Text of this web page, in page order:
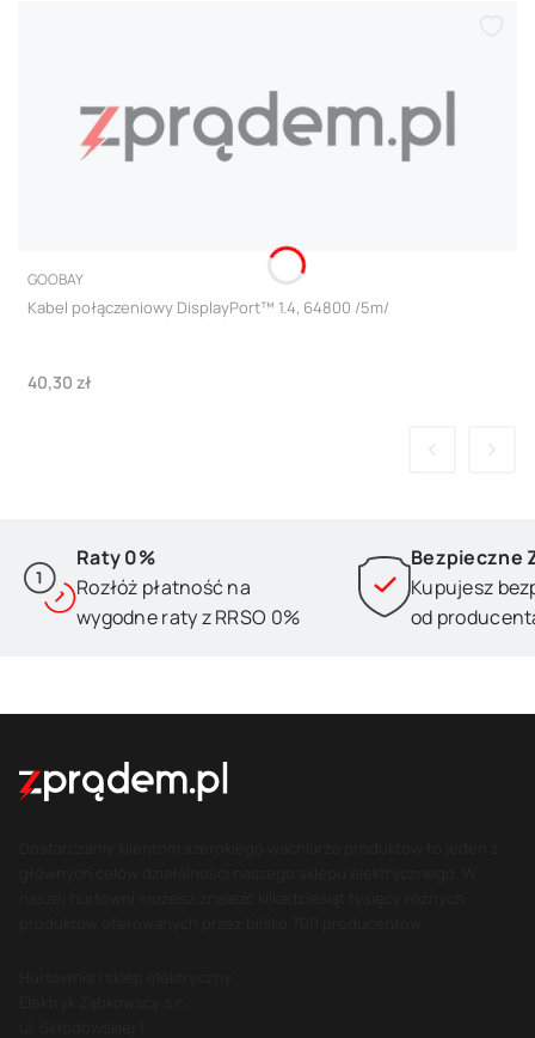
PRODUCENT
GOOBAY
Kabel połączeniowy DisplayPort™ 1.4, 64800 /5m/
Cena
40,30 zł
Raty 0%
Rozłóż płatność na
wygodne raty z RRSO 0%
Bezpieczne
Kupujesz
od